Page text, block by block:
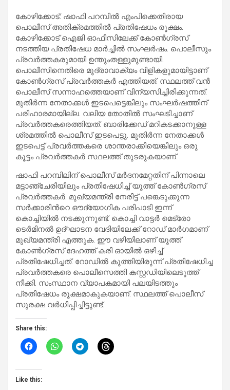
കോഴിക്കോട്: ഷാഫി പറമ്പിൽ എംപിക്കെതിരായ
പൊലീസ് അതിക്രമത്തിൽ പ്രതിഷേധം രൂക്ഷം.
കോഴിക്കോട് ഐജി ഓഫീസിലേക്ക് കോണ്‍ഗ്രസ്
നടത്തിയ പ്രതിഷേധ മാര്‍ച്ചിൽ സംഘര്‍ഷം. പൊലീസും
പ്രവര്‍ത്തകരുമായി ഉന്തുംതള്ളുമുണ്ടായി.
പൊലീസിനെതിരെ മുദ്രാവാക്യം വിളികളുമായിട്ടാണ്
കോണ്‍ഗ്രസ് പ്രവര്‍ത്തകര്‍ എത്തിയത്. സ്ഥലത്ത് വൻ
പൊലീസ് സന്നാഹത്തെയാണ് വിന്യസിച്ചിരിക്കുന്നത്.
മുതിര്‍ന്ന നേതാക്കള്‍ ഇടപെട്ടെങ്കിലും സംഘര്‍ഷത്തിന്
പരിഹാരമായില്ല. വലിയ തോതിൽ സംഘടിച്ചാണ്
പ്രവര്‍ത്തകരെത്തിയത്. ബാരിക്കേഡ് മറികടക്കാനുള്ള
ശ്രമത്തിൽ പൊലീസ് ഇടപെട്ടു. മുതിര്‍ന്ന നേതാക്കള്‍
ഇടപെട്ട് പ്രവര്‍ത്തകരെ ശാന്തരാക്കിയെങ്കിലും ഒരു
കൂട്ടം പ്രവര്‍ത്തകര്‍ സ്ഥലത്ത് തുടരുകയാണ്.
ഷാഫി പറമ്പിലിന് പൊലീസ് മര്‍ദനമേറ്റതിന് പിന്നാലെ
മട്ടാഞ്ചേരിയിലും പ്രതിഷേധിച്ച് യൂത്ത് കോണ്‍ഗ്രസ്
പ്രവര്‍ത്തകര്‍. മുഖ്യമന്ത്രി നേരിട്ട് പങ്കെടുക്കുന്ന
സര്‍ക്കാരിന്‍റെ ഔദ്യോഗിക പരിപാടി ഇന്ന്
കൊച്ചിയിൽ നടക്കുന്നുണ്ട്. കൊച്ചി വാട്ടര്‍ മെട്രോ
ടെര്‍മിനൽ ഉദ്ഘാടന വേദിയിലേക്ക് റോഡ് മാര്‍ഗമാണ്
മുഖ്യമന്ത്രി എത്തുക. ഈ വഴിയിലാണ് യൂത്ത്
കോണ്‍ഗ്രസ് ദേഹത്ത് കരി ഓയിൽ ഒഴിച്ച്
പ്രതിഷേധിച്ചത്. റോഡിൽ കുത്തിയിരുന്ന് പ്രതിഷേധിച്ച
പ്രവര്‍ത്തകരെ പൊലീസെത്തി കസ്റ്റഡിയിലെടുത്ത്
നീക്കി. സംസ്ഥാന വ്യാപകമായി പലയിടത്തും
പ്രതിഷേധം രൂക്ഷമാകുകയാണ്. സ്ഥലത്ത് പൊലീസ്
സുരക്ഷ വര്‍ധിപ്പിച്ചിട്ടുണ്ട്.
Share this:
Like this: